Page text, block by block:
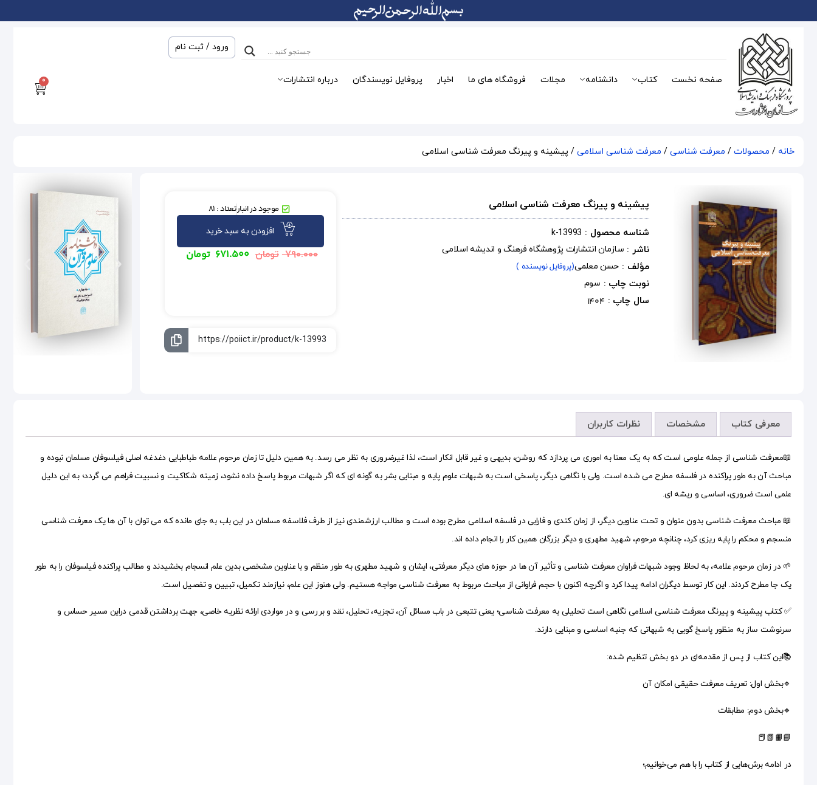
ورود / ثبت نام
صفحه نخست کتاب دانشنامه مجلات فروشگاه های ما اخبار پروفایل نویسندگان درباره انتشارات 0
خانه / محصولات / معرفت شناسی / معرفت شناسی اسلامی / پیشینه و پیرنگ معرفت شناسی اسلامی
پیشینه و پیرنگ معرفت شناسی اسلامی
شناسه محصول : k-13993
ناشر : سازمان انتشارات پژوهشگاه فرهنگ و اندیشه اسلامی
مؤلف : حسن معلمی(پروفایل نویسنده )
نوبت چاپ : سوم
سال چاپ : 1404
موجود در انبارتعداد : 81
افزودن به سبد خرید
۷۹۰.۰۰۰ تومان ۶۷۱.۵۰۰ تومان
معرفی کتاب مشخصات نظرات کاربران
📖معرفت شناسی از جمله علومی است که به یک معنا به اموری می پردازد که روشن، بدیهی و غیر قابل انکار است، لذا غیرضروری به نظر می رسد. به همین دلیل تا زمان مرحوم علامه طباطبایی دغدغه اصلی فیلسوفان مسلمان نبوده و
مباحث آن به طور پراکنده در فلسفه مطرح می شده است. ولی با نگاهی دیگر، پاسخی است به شبهات علوم پایه و مبنایی بشر به گونه ای که اگر شبهات مربوط پاسخ داده نشود، زمینه شکاکیت و نسبیت فراهم می گردد؛ به این دلیل
علمی است ضروری، اساسی و ریشه ای.
📖 مباحث معرفت شناسی بدون عنوان و تحت عناوین دیگر، از زمان کندی و فارابی در فلسفه اسلامی مطرح بوده است و مطالب ارزشمندی نیز از طرف فلاسفه مسلمان در این باب به جای مانده که می توان با آن ها یک معرفت شناسی
منسجم و محکم را پایه ریزی کرد، چنانچه مرحوم، شهید مطهری و دیگر بزرگان همین کار را انجام داده اند.
🌱 در زمان مرحوم علامه، به لحاظ وجود شبهات فراوان معرفت شناسی و تأثیر آن ها در حوزه های دیگر معرفتی، ایشان و شهید مطهری به طور منظم و با عناوین مشخصی بدین علم انسجام بخشیدند و مطالب پراکنده فیلسوفان را به طور
یک جا مطرح کردند. این کار توسط دیگران ادامه پیدا کرد و اگرچه اکنون با حجم فراوانی از مباحث مربوط به معرفت شناسی مواجه هستیم. ولی هنوز این علم، نیازمند تکمیل، تبیین و تفصیل است.
✅ کتاب پیشینه و پیرنگ معرفت شناسی اسلامی نگاهی است تحلیلی به معرفت شناسی؛ یعنی تتبعی در باب مسائل آن، تجزیه، تحلیل، نقد و بررسی و در مواردی ارائه نظریه خاصی، جهت برداشتن قدمی دراین مسیر حساس و
سرنوشت ساز به منظور پاسخ گویی به شبهاتی که جنبه اساسی و مبنایی دارند.
📚این کتاب از پس از مقدمه‌ای در دو بخش تنظیم شده:
🔹بخش اول: تعریف معرفت حقیقی امکان آن
🔹بخش دوم: مطابقات
📘📙📗📕
در ادامه برش‌هایی از کتاب را با هم می‌خوانیم؛